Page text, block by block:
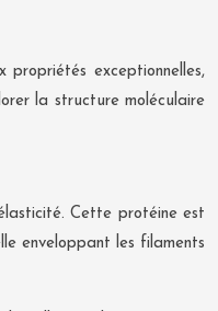
exceptionnelles,
la structure moléculaire
Cette protéine est
enveloppant les filaments